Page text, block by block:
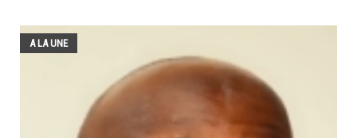
A LA UNE